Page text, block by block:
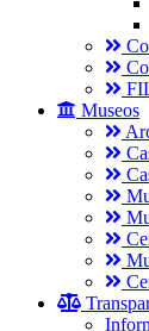
Museos